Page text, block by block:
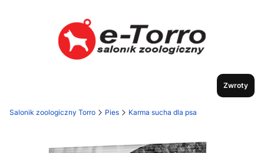
Zwroty
Salonik zoologiczny Torro Pies Karma sucha dla psa